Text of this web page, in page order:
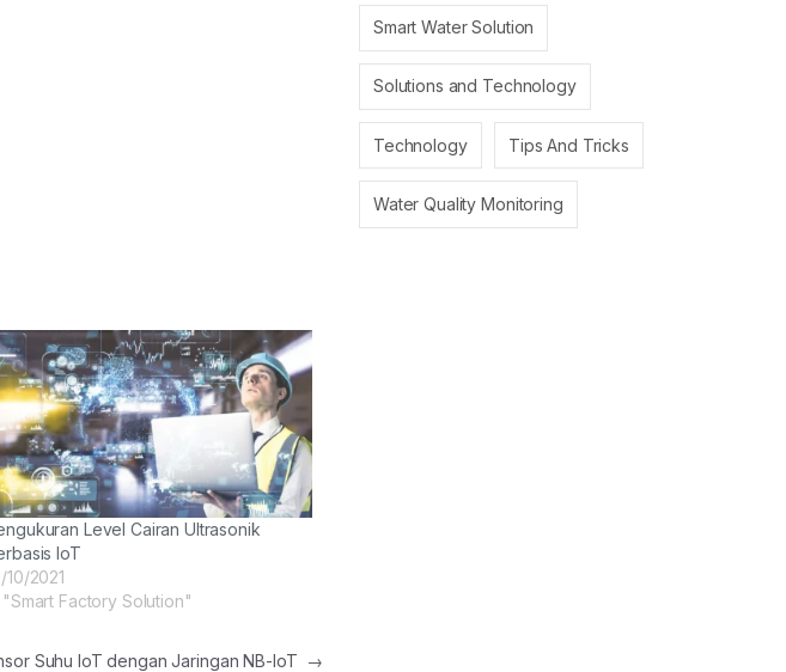
Level Cairan Ultrasonik
IoT
10/2021
"Smart Factory Solution"
Suhu IoT dengan Jaringan NB-IoT →
Smart Water Solution
Solutions and Technology
Technology Tips And Tricks
Water Quality Monitoring